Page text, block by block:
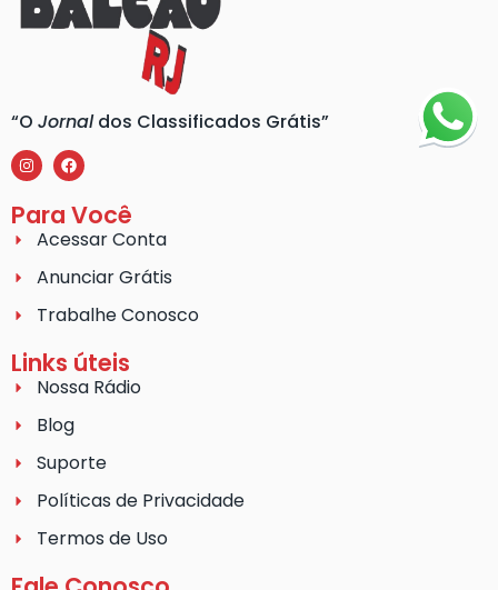
“O Jornaldos Classificados Grátis”
Para Você
Acessar Conta
Anunciar Grátis
Trabalhe Conosco
Links úteis
Nossa Rádio
Blog
Suporte
Políticas de Privacidade
Termos de Uso